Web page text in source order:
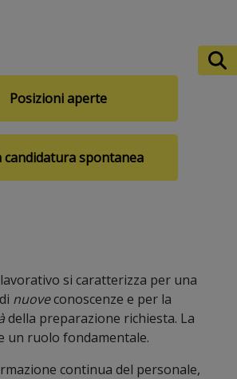
Posizioni aperte
candidatura spontanea
si caratterizza per una
nuoveconoscenze e per la
della preparazione richiesta. La
un ruolo fondamentale.
continua del personale,